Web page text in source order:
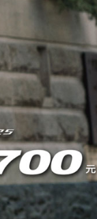
XSR 155
150
FZ-X
150
JOG